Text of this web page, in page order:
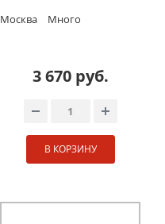
Москва Много
3 670 руб.
В КОРЗИНУ